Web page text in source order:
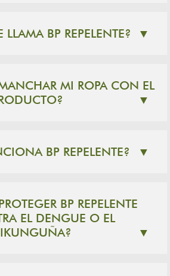
LLAMA BP REPELENTE? ▼
MI ROPA CON EL
▼
BP REPELENTE? ▼
BP REPELENTE
EL DENGUE O EL
▼